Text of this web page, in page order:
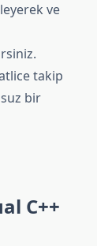
ve
takip
bir
C++